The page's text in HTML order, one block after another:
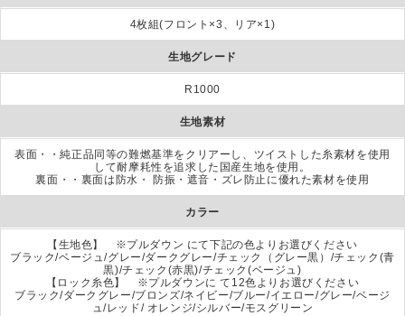
4枚組(フロント×3、リア×1)
生地グレード
R1000
生地素材
表面・・純正品同等の難燃基準をクリアーし、ツイストした糸素材を使用
して耐摩耗性を追求した国産生地を使用。
裏面・・裏面は防水・ 防振・遮音・ズレ防止に優れた素材を使用
カラー
【生地色】 ※プルダウン にて下記の色よりお選びください
ブラック/ベージュ/グレー/ダークグレー/チェック（グレー黒）/チェック(青
黒)/チェック(赤黒)/チェック(ベージュ)
【ロック糸色】 ※プルダウンに て12色よりお選びください
ブラック/ダークグレー/ブロンズ/ネイビー/ブルー/イエロー/グレー/ベージ
ュ/レッド/ オレンジ/シルバー/モスグリーン